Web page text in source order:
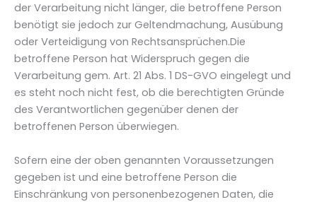
der Verarbeitung nicht länger, die betroffene Person
benötigt sie jedoch zur Geltendmachung, Ausübung
oder Verteidigung von Rechtsansprüchen.Die
betroffene Person hat Widerspruch gegen die
Verarbeitung gem. Art. 21 Abs. 1 DS-GVO eingelegt und
es steht noch nicht fest, ob die berechtigten Gründe
des Verantwortlichen gegenüber denen der
betroffenen Person überwiegen.
Sofern eine der oben genannten Voraussetzungen
gegeben ist und eine betroffene Person die
Einschränkung von personenbezogenen Daten, die